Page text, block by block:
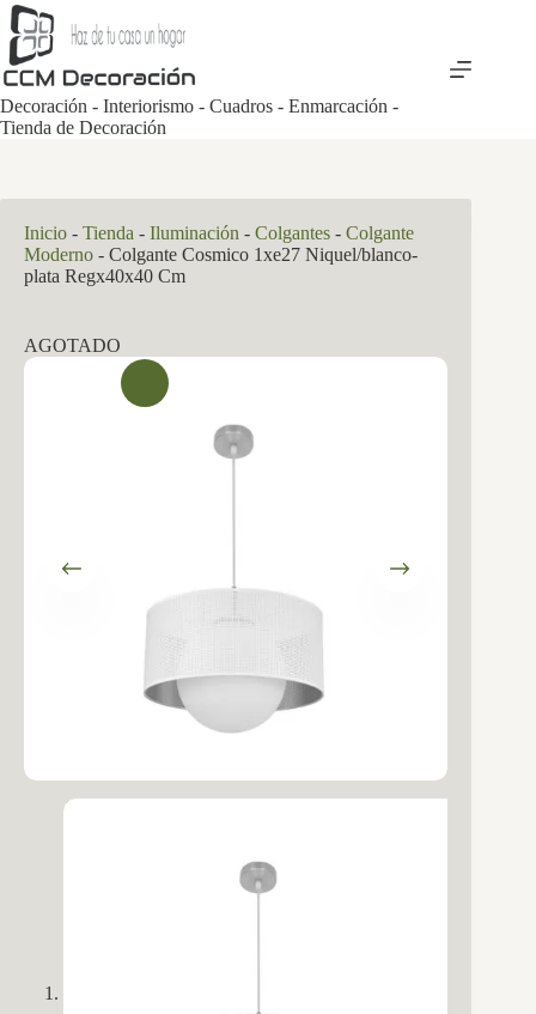
Saltar
al
contenido
Decoración - Interiorismo - Cuadros - Enmarcación -
Tienda de Decoración
Inicio - Tienda - Iluminación - Colgantes - Colgante
Moderno - Colgante Cosmico 1xe27 Niquel/blanco-
plata Regx40x40 Cm
AGOTADO